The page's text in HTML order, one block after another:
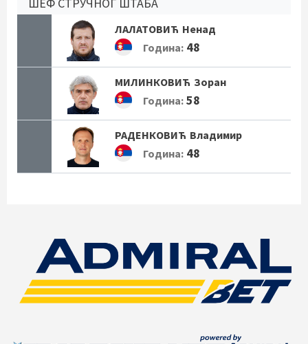
ЛАЛАТОВИЋ Ненад
Година: 48
МИЛИНКОВИЋ Зоран
Година: 58
РАДЕНКОВИЋ Владимир
Година: 48